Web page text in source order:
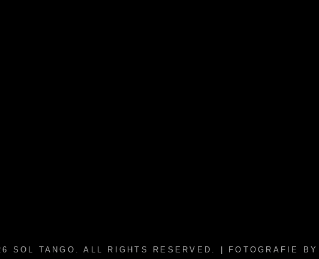
SOL TANGO . ALL RIGHTS RESERVED. | FOTOGRAFIE BY